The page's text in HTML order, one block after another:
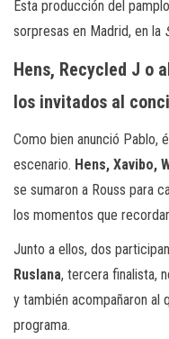
Esta producción del
sorpresas en Madrid, en la
Hens, Recycled J o
los invitados al
Como bien anunció Pablo,
escenario. Hens, Xavibo,
se sumaron a Rouss para
los momentos que
Junto a ellos, dos
Ruslana, tercera finalista,
y también acompañaron al
programa.